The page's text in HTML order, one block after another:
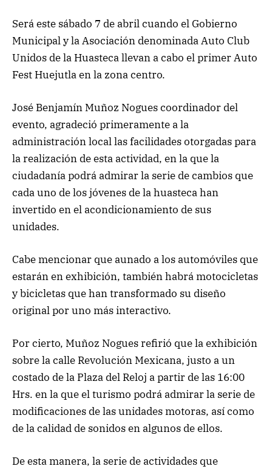
Será este sábado 7 de abril cuando el Gobierno
Municipal y la Asociación denominada Auto Club
Unidos de la Huasteca llevan a cabo el primer Auto
Fest Huejutla en la zona centro.
José Benjamín Muñoz Nogues coordinador del
evento, agradeció primeramente a la
administración local las facilidades otorgadas para
la realización de esta actividad, en la que la
ciudadanía podrá admirar la serie de cambios que
cada uno de los jóvenes de la huasteca han
invertido en el acondicionamiento de sus
unidades.
Cabe mencionar que aunado a los automóviles que
estarán en exhibición, también habrá motocicletas
y bicicletas que han transformado su diseño
original por uno más interactivo.
Por cierto, Muñoz Nogues refirió que la exhibición
sobre la calle Revolución Mexicana, justo a un
costado de la Plaza del Reloj a partir de las 16:00
Hrs. en la que el turismo podrá admirar la serie de
modificaciones de las unidades motoras, así como
de la calidad de sonidos en algunos de ellos.
De esta manera, la serie de actividades que